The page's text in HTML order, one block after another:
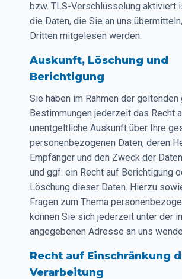
bzw. TLS-Verschlüsselung aktiviert
die Daten, die Sie an uns
Dritten mitgelesen werden.
Auskunft, Löschung und
Berichtigung
Sie haben im Rahmen der
Bestimmungen jederzeit das Recht
unentgeltliche Auskunft über Ihre
personenbezogenen Daten, deren
Empfänger und den Zweck der
und ggf. ein Recht auf Berichtigung
Löschung dieser Daten. Hierzu
Fragen zum Thema
können Sie sich jederzeit unter der
angegebenen Adresse an uns
Recht auf Einschränkung
Verarbeitung